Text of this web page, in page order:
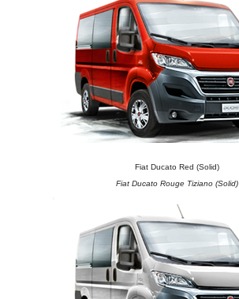
Fiat Ducato Red (Solid)
Fiat Ducato Rouge Tiziano (Solid)